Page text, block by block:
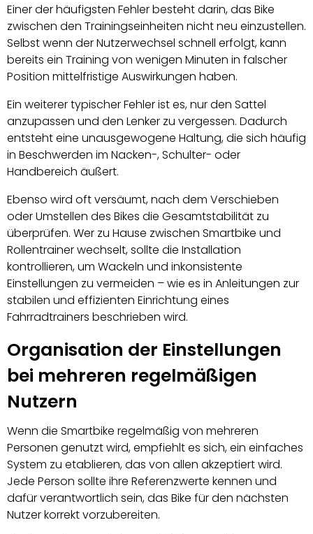
Einer der häufigsten Fehler besteht darin, das Bike
zwischen den Trainingseinheiten nicht neu einzustellen.
Selbst wenn der Nutzerwechsel schnell erfolgt, kann
bereits ein Training von wenigen Minuten in falscher
Position mittelfristige Auswirkungen haben.
Ein weiterer typischer Fehler ist es, nur den Sattel
anzupassen und den Lenker zu vergessen. Dadurch
entsteht eine unausgewogene Haltung, die sich häufig
in Beschwerden im Nacken-, Schulter- oder
Handbereich äußert.
Ebenso wird oft versäumt, nach dem Verschieben
oder Umstellen des Bikes die Gesamtstabilität zu
überprüfen. Wer zu Hause zwischen Smartbike und
Rollentrainer wechselt, sollte die Installation
kontrollieren, um Wackeln und inkonsistente
Einstellungen zu vermeiden – wie es in Anleitungen zur
stabilen und effizienten Einrichtung eines
Fahrradtrainers beschrieben wird.
Organisation der Einstellungen
bei mehreren regelmäßigen
Nutzern
Wenn die Smartbike regelmäßig von mehreren
Personen genutzt wird, empfiehlt es sich, ein einfaches
System zu etablieren, das von allen akzeptiert wird.
Jede Person sollte ihre Referenzwerte kennen und
dafür verantwortlich sein, das Bike für den nächsten
Nutzer korrekt vorzubereiten.